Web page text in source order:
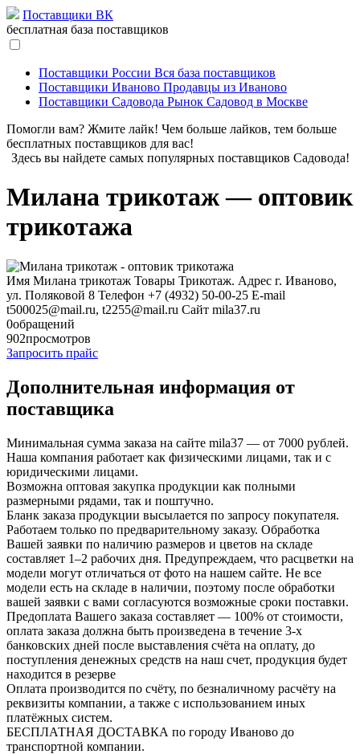
Поставщики ВК
бесплатная база поставщиков
Поставщики России Вся база поставщиков
Поставщики Иваново Продавцы из Иваново
Поставщики Садовода Рынок Садовод в Москве
Помогли вам? Жмите лайк! Чем больше лайков, тем больше
бесплатных поставщиков для вас!
Здесь вы найдете самых популярных поставщиков Садовода!
Милана трикотаж — оптовик
трикотажа
Имя Милана трикотаж Товары Трикотаж. Адрес г. Иваново,
ул. Поляковой 8 Телефон +7 (4932) 50-00-25 E-mail
t500025@mail.ru, t2255@mail.ru Сайт mila37.ru
0обращений
902просмотров
Запросить прайс
Дополнительная информация от
поставщика
Минимальная сумма заказа на сайте mila37 — от 7000 рублей.
Наша компания работает как физическими лицами, так и с
юридическими лицами.
Возможна оптовая закупка продукции как полными
размерными рядами, так и поштучно.
Бланк заказа продукции высылается по запросу покупателя.
Работаем только по предварительному заказу. Обработка
Вашей заявки по наличию размеров и цветов на складе
составляет 1–2 рабочих дня. Предупреждаем, что расцветки на
модели могут отличаться от фото на нашем сайте. Не все
модели есть на складе в наличии, поэтому после обработки
вашей заявки с вами согласуются возможные сроки поставки.
Предоплата Вашего заказа составляет — 100% от стоимости,
оплата заказа должна быть произведена в течение 3-х
банковских дней после выставления счёта на оплату, до
поступления денежных средств на наш счет, продукция будет
находится в резерве
Оплата производится по счёту, по безналичному расчёту на
реквизиты компании, а также с использованием иных
платёжных систем.
БЕСПЛАТНАЯ ДОСТАВКА по городу Иваново до
транспортной компании.